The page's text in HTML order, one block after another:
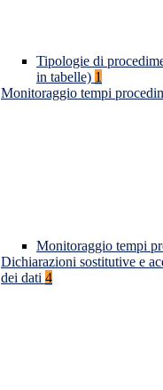
Tipologie di
in tabelle) 1
Monitoraggio tempi
Monitoraggio tempi
Dichiarazioni sostitutive e
dei dati 4